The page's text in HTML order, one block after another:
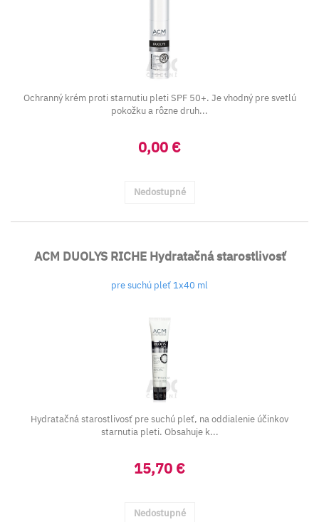
Ochranný krém proti starnutiu pleti SPF 50+. Je vhodný pre svetlú
pokožku a rôzne druh...
0,00 €
Nedostupné
ACM DUOLYS RICHE Hydratačná starostlivosť
pre suchú pleť 1x40 ml
Hydratačná starostlivosť pre suchú pleť, na oddialenie účinkov
starnutia pleti. Obsahuje k...
15,70 €
Nedostupné